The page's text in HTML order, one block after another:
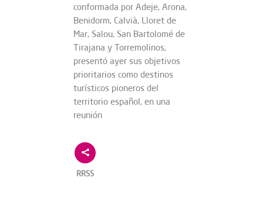
conformada por Adeje, Arona,
Benidorm, Calvià, Lloret de
Mar, Salou, San Bartolomé de
Tirajana y Torremolinos,
presentó ayer sus objetivos
prioritarios como destinos
turísticos pioneros del
territorio español, en una
reunión
RRSS